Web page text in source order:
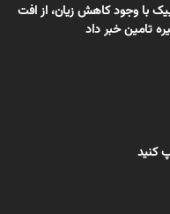
با وجود کاهش زیان، از افت
تامین خبر داد
کنید